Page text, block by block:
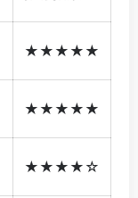
★★★★★
★★★★★
★★★★☆